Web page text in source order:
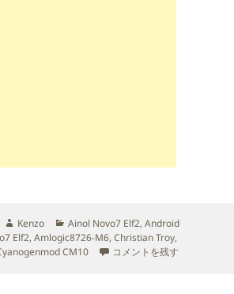
作
成
者
Kenzo
カ
テ
ゴ
Ainol Novo7 Elf2,Android
Elf2,Amlogic8726-M6,Christian Troy,
CM10 Ainol Novo7 Elf2
コメントを残す